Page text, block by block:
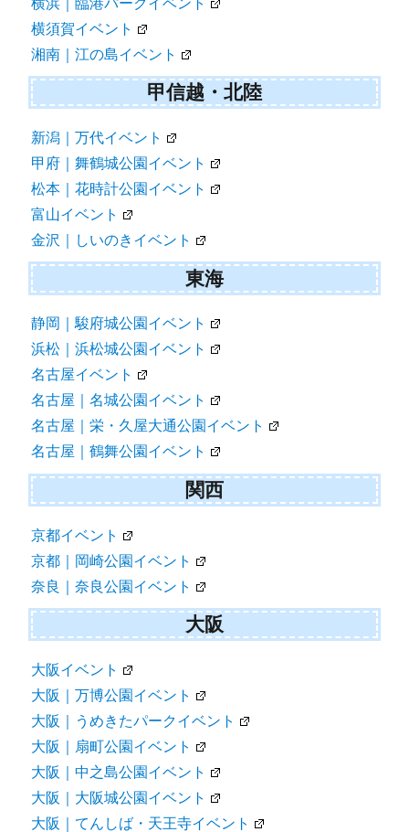
横須賀イベント
湘南｜江の島イベント
甲信越・北陸
新潟｜万代イベント
甲府｜舞鶴城公園イベント
松本｜花時計公園イベント
富山イベント
金沢｜しいのきイベント
東海
静岡｜駿府城公園イベント
浜松｜浜松城公園イベント
名古屋イベント
名古屋｜名城公園イベント
名古屋｜栄・久屋大通公園イベント
名古屋｜鶴舞公園イベント
関西
京都イベント
京都｜岡崎公園イベント
奈良｜奈良公園イベント
大阪
大阪イベント
大阪｜万博公園イベント
大阪｜うめきたパークイベント
大阪｜扇町公園イベント
大阪｜中之島公園イベント
大阪｜大阪城公園イベント
大阪｜てんしば・天王寺イベント